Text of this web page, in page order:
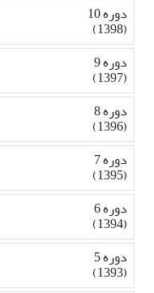
دوره 10
(1398)
دوره 9
(1397)
دوره 8
(1396)
دوره 7
(1395)
دوره 6
(1394)
دوره 5
(1393)